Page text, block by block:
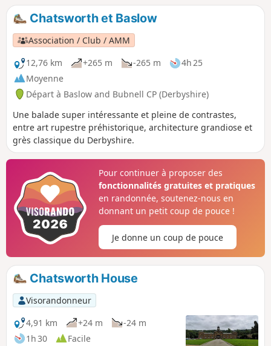
Chatsworth et Baslow
Association / Club / AMM
12,76 km
+265 m -265 m
4h 25
Moyenne
Départ à Baslow and Bubnell CP (Derbyshire)
Une balade super intéressante et pleine de contrastes,
entre art rupestre préhistorique, architecture grandiose et
grès classique du Derbyshire.
Pour continuer à proposer des
fonctionnalités gratuites et pratiques
en randonnée, soutenez-nous en
donnant un petit coup de pouce !
Je donne un coup de pouce
Chatsworth House
Visorandonneur
4,91 km
+24 m
-24 m
1h 30
Facile